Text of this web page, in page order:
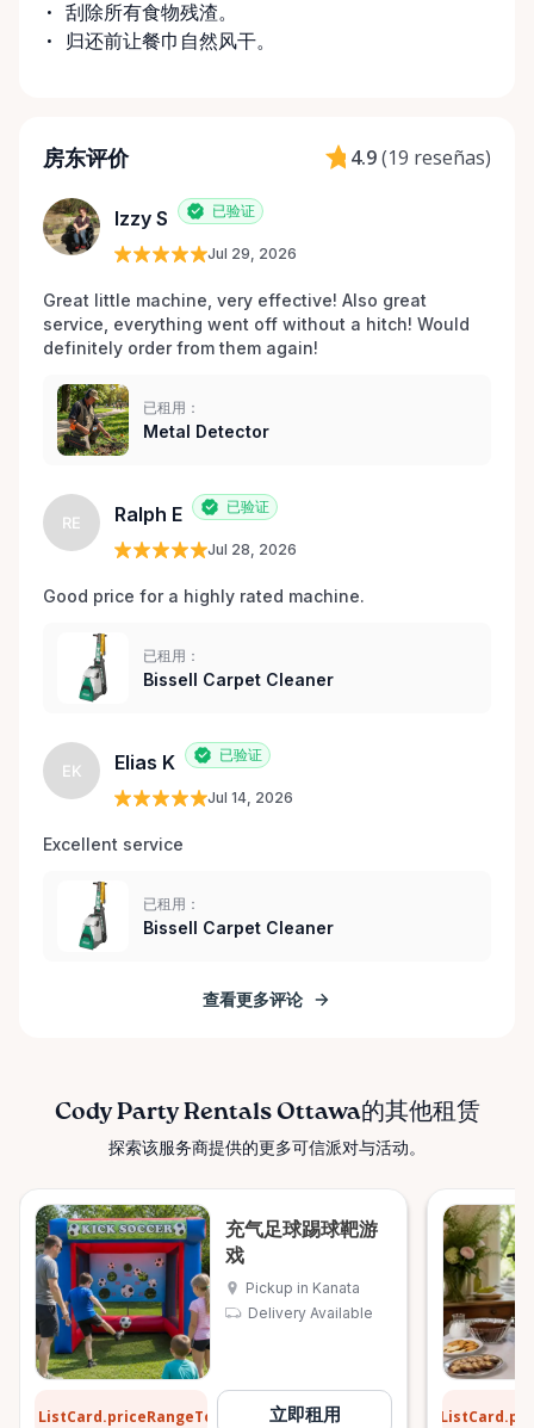
刮除所有食物残渣。
归还前让餐巾自然风干。
房东评价 4.9(19 reseñas)
Izzy S 已验证
Jul 29, 2026
Great little machine, very effective! Also great
service, everything went off without a hitch! Would
definitely order from them again!
已租用：
Metal Detector
RE Ralph E 已验证
Jul 28, 2026
Good price for a highly rated machine.
已租用：
Bissell Carpet Cleaner
EK Elias K 已验证
Jul 14, 2026
Excellent service
已租用：
Bissell Carpet Cleaner
查看更多评论
Cody Party Rentals Ottawa的其他租赁
探索该服务商提供的更多可信派对与活动。
充气足球踢球靶游
戏
Pickup in Kanata
Delivery Available
ListCard.priceRangeTo 立即租用